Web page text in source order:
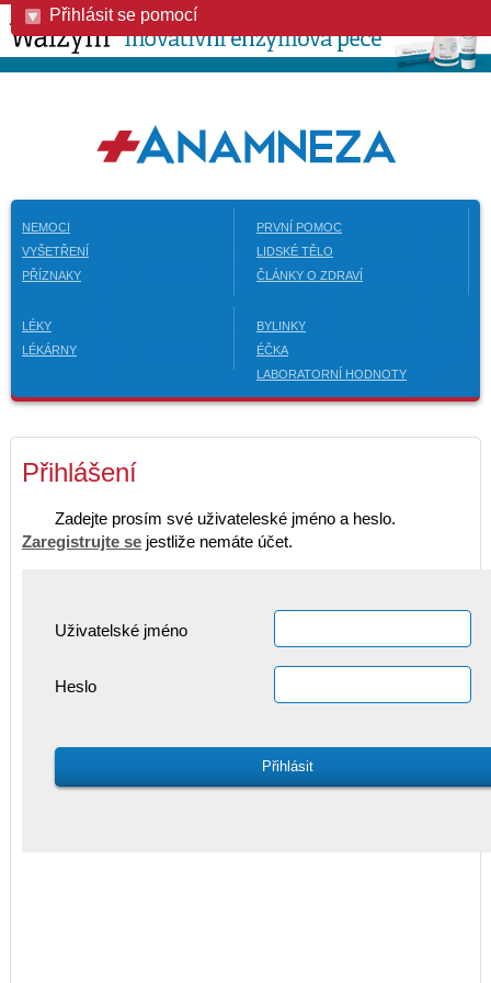
Přihlásit se pomocí
NEMOCI
VYŠETŘENÍ
PŘÍZNAKY
PRVNÍ POMOC
LIDSKÉ TĚLO
ČLÁNKY O ZDRAVÍ
LÉKY
LÉKÁRNY
BYLINKY
ÉČKA
LABORATORNÍ HODNOTY
Přihlášení
Zadejte prosím své uživateleské jméno a heslo.
Zaregistrujte se jestliže nemáte účet.
Uživatelské jméno
Heslo